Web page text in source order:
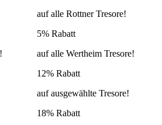
auf alle Rottner Tresore!
5% Rabatt
auf alle Wertheim Tresore!
12% Rabatt
auf ausgewählte Tresore!
18% Rabatt